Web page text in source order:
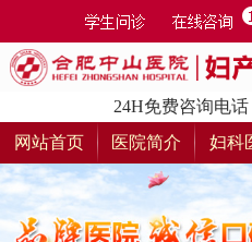
24H免费咨询电话
网站首页
医院简介 妇科